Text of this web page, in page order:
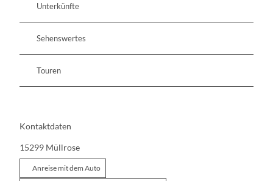
Unterkünfte
Sehenswertes
Touren
Kontaktdaten
15299 Müllrose
Anreise mit dem Auto